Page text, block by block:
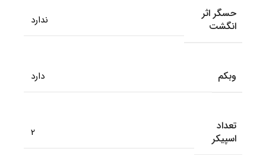
حسگر اثر
انگشت
ندارد
وبکم دارد
تعداد
اسپیکر
2